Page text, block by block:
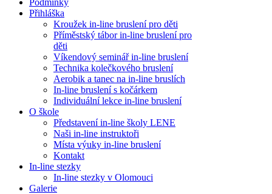
Podmínky
Přihláška
Kroužek in-line bruslení pro děti
Příměstský tábor in-line bruslení pro
děti
Víkendový seminář in-line bruslení
Technika kolečkového bruslení
Aerobik a tanec na in-line bruslích
In-line bruslení s kočárkem
Individuální lekce in-line bruslení
O škole
Představení in-line školy LENE
Naši in-line instruktoři
Místa výuky in-line bruslení
Kontakt
In-line stezky
In-line stezky v Olomouci
Galerie